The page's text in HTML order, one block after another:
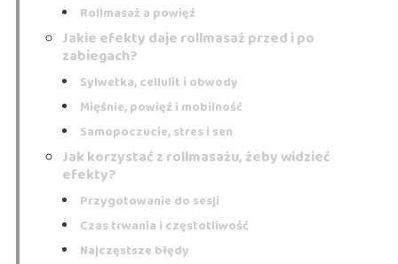
Rollmasaż a powięź
Jakie efekty daje rollmasaż przed i po
zabiegach?
Sylwetka, cellulit i obwody
Mięśnie, powięź i mobilność
Samopoczucie, stres i sen
Jak korzystać z rollmasażu, żeby widzieć
efekty?
Przygotowanie do sesji
Czas trwania i częstotliwość
Najczęstsze błędy